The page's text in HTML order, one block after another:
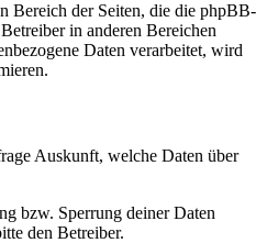
Bereich der Seiten, die die phpBB-
in anderen Bereichen
Daten verarbeitet, wird
Auskunft, welche Daten über
bzw. Sperrung deiner Daten
den Betreiber.